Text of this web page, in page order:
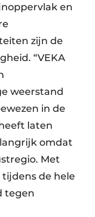
en
zijn de
“VEKA
weerstand
in de
laten
omdat
Met
de hele
tegen